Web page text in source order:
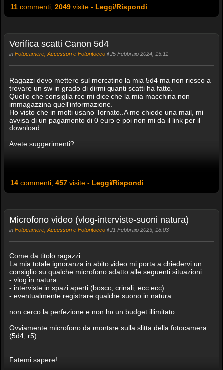
11commenti, 2049visite - Leggi/Rispondi
Verifica scatti Canon 5d4
in Fotocamere, Accessori e Fotoritoccoil 25 Febbraio 2024, 15:11
Ragazzi devo mettere sul mercatino la mia 5d4 ma non riesco a
trovare un sw in grado di dirmi quanti scatti ha fatto.
Quello che consiglia rce mi dice che la mia macchina non
immagazzina quell'informazione.
Ho visto che in molti usano Tornato..A me chiede una mail, mi
avvisa di un pagamento di 0 euro e poi non mi da il link per il
download.
Avete suggerimenti?
14commenti, 457visite - Leggi/Rispondi
Microfono video (vlog-interviste-suoni natura)
in Fotocamere, Accessori e Fotoritoccoil 21 Febbraio 2023, 18:03
Come da titolo ragazzi.
La mia totale ignoranza in abito video mi porta a chiedervi un
consiglio su qualche microfono adatto alle seguenti situazioni:
- vlog in natura
- interviste in spazi aperti (bosco, crinali, ecc ecc)
- eventualmente registrare qualche suono in natura
non cerco la perfezione e non ho un budget illimitato
Ovviamente microfono da montare sulla slitta della fotocamera
(5d4, r5)
Fatemi sapere!